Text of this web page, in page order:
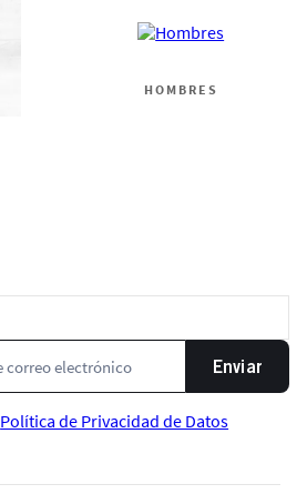
HOMBRES
Enviar
Política de Privacidad de Datos